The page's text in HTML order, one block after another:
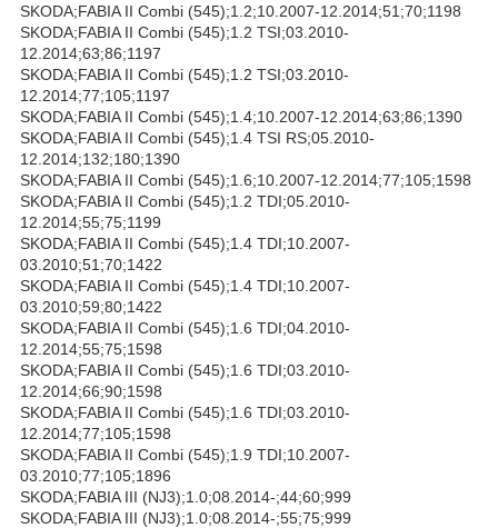
SKODA;FABIA II Combi (545);1.2;10.2007-12.2014;51;70;1198
SKODA;FABIA II Combi (545);1.2 TSI;03.2010-
12.2014;63;86;1197
SKODA;FABIA II Combi (545);1.2 TSI;03.2010-
12.2014;77;105;1197
SKODA;FABIA II Combi (545);1.4;10.2007-12.2014;63;86;1390
SKODA;FABIA II Combi (545);1.4 TSI RS;05.2010-
12.2014;132;180;1390
SKODA;FABIA II Combi (545);1.6;10.2007-12.2014;77;105;1598
SKODA;FABIA II Combi (545);1.2 TDI;05.2010-
12.2014;55;75;1199
SKODA;FABIA II Combi (545);1.4 TDI;10.2007-
03.2010;51;70;1422
SKODA;FABIA II Combi (545);1.4 TDI;10.2007-
03.2010;59;80;1422
SKODA;FABIA II Combi (545);1.6 TDI;04.2010-
12.2014;55;75;1598
SKODA;FABIA II Combi (545);1.6 TDI;03.2010-
12.2014;66;90;1598
SKODA;FABIA II Combi (545);1.6 TDI;03.2010-
12.2014;77;105;1598
SKODA;FABIA II Combi (545);1.9 TDI;10.2007-
03.2010;77;105;1896
SKODA;FABIA III (NJ3);1.0;08.2014-;44;60;999
SKODA;FABIA III (NJ3);1.0;08.2014-;55;75;999